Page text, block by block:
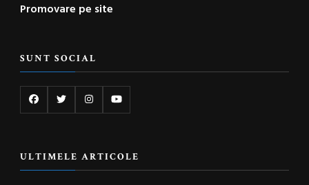
Promovare pe site
SUNT SOCIAL
ULTIMELE ARTICOLE